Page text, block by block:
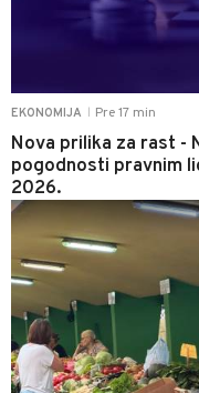
EKONOMIJA Pre 17 min
Nova prilika za rast -
pogodnosti pravnim
2026.